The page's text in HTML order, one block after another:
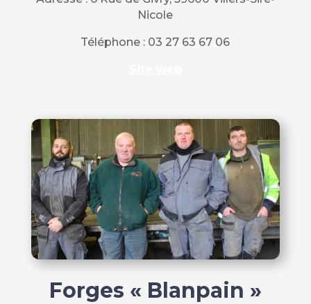
Nicole
Téléphone : 03 27 63 67 06
Forges « Blanpain »